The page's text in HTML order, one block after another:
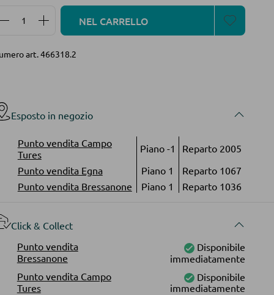
Quantità del prodotto: inserisci la quantità
NEL CARRELLO
art.466318.2
Esposto in negozio
Punto vendita Campo
Tures
Piano -1
Reparto 2005
Punto vendita Egna
Piano 1
Reparto 1067
Punto vendita Bressanone
Piano 1 Reparto 1036
Click & Collect
Punto vendita
Bressanone
Disponibile
immediatamente
Punto vendita Campo
Tures
Disponibile
immediatamente